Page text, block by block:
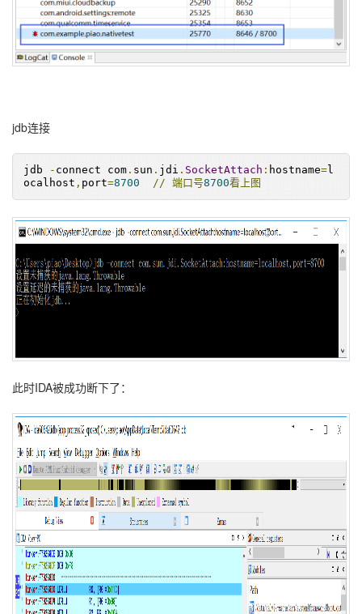
jdb连接
jdb - connect com . sun . jdi . SocketAttach : hostname=l
ocalhost , port=8700 // 端口号8700看上图
此时IDA被成功断下了：